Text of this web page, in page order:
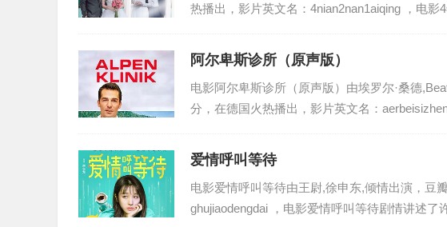
热播出，影片英文名：4nian2nan1aiqing ，电
阿尔卑斯诊所（原声版）
电影阿尔卑斯诊所（原声版）由埃罗尔·桑德
分，在德国火热播出，影片英文名：
爱情呼叫等待
电影爱情呼叫等待由王尉,徐申东,倾情出演，豆
ghujiaodengdai ，电影爱情呼叫等待剧情讲述